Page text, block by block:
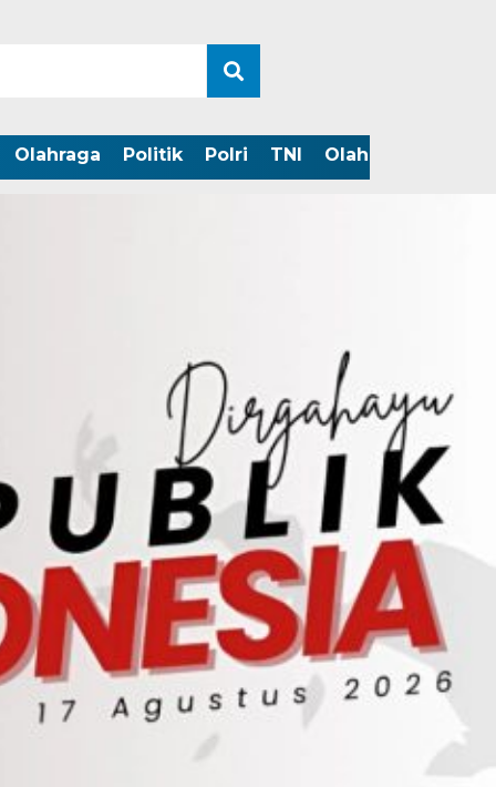
Olahraga Politik Polri TNI Olahraga